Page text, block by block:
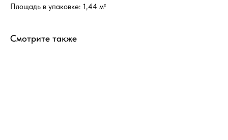
Площадь в упаковке: 1,44 м²
Смотрите также